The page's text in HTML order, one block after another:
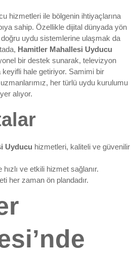
hizmetleri ile bölgenin ihtiyaçlarına
sahip. Özellikle dijital dünyada yön
doğru uydu sistemlerine ulaşmak da
Hamitler Mahallesi Uyducu
bir destek sunarak, televizyon
hale getiriyor. Samimi bir
her türlü uydu kurulumu
alıyor.
Uyducu hizmetleri, kaliteli ve güvenilir
ve etkili hizmet sağlanır.
her zaman ön plandadır.